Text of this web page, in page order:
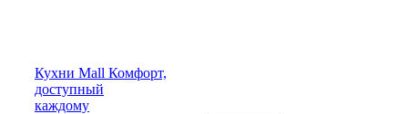
Кухни Mall Комфорт,
доступный
каждому